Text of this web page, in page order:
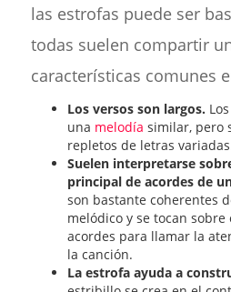
las estrofas puede ser
todas suelen compartir
características comunes
Los versos son largos.
una melodía similar, pero
repletos de letras
Suelen interpretarse
principal de acordes de
son bastante coherentes
melódico y se tocan
acordes para llamar la
la canción.
La estrofa ayuda a